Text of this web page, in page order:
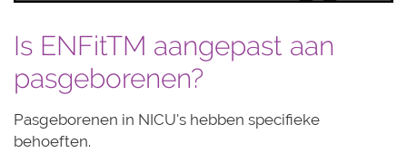
Is ENFitTM aangepast aan
pasgeborenen?
Pasgeborenen in NICU's hebben specifieke
behoeften.